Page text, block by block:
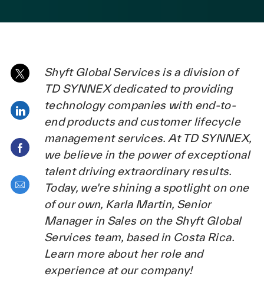
Share via twitter
Share via LinkedIn
Share via Facebook
Share via email
Shyft Global Services is a division of
TD SYNNEX dedicated to providing
technology companies with end-to-
end products and customer lifecycle
management services. At TD SYNNEX,
we believe in the power of exceptional
talent driving extraordinary results.
Today, we're shining a spotlight on one
of our own, Karla Martin, Senior
Manager in Sales on the Shyft Global
Services team, based in Costa Rica.
Learn more about her role and
experience at our company!